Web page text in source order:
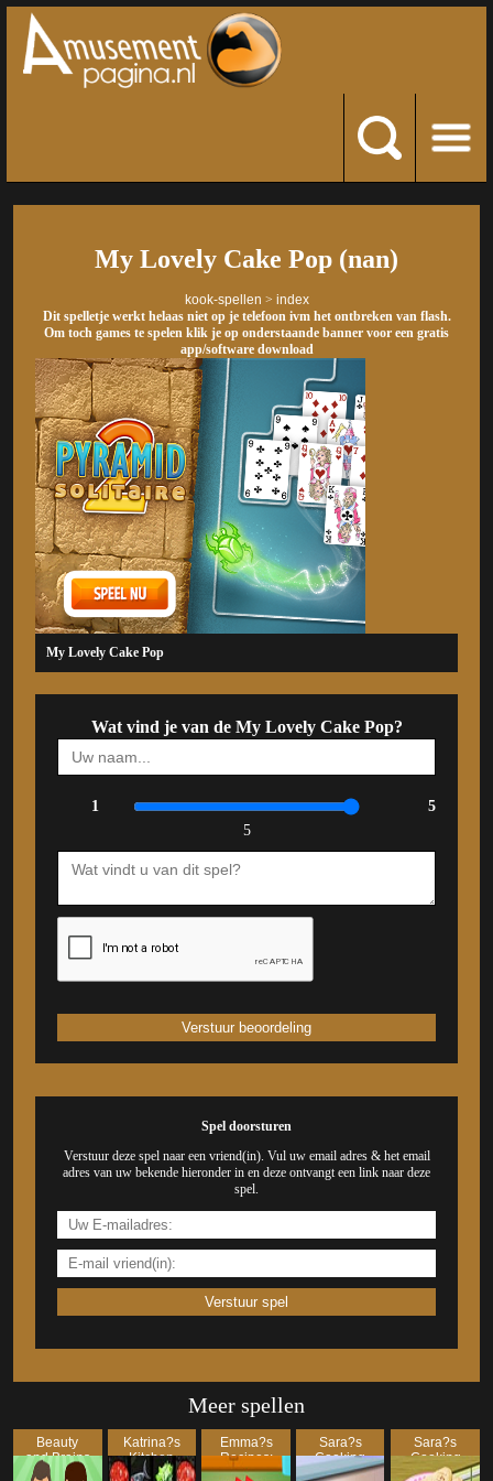
My Lovely Cake Pop (nan)
kook-spellen > index
Dit spelletje werkt helaas niet op je telefoon ivm het ontbreken van flash.
Om toch games te spelen klik je op onderstaande banner voor een gratis
app/software download
My Lovely Cake Pop
Wat vind je van de My Lovely Cake Pop?
1
5
5
Spel doorsturen
Verstuur deze spel naar een vriend(in). Vul uw email adres & het email
adres van uw bekende hieronder in en deze ontvangt een link naar deze
spel.
Meer spellen
Beauty
and Brains
Katrina?s
Kitchen
Emma?s
Recipes:
Indian
Sara?s
Cooking
Class:
Sara?s
Cooking
Class: